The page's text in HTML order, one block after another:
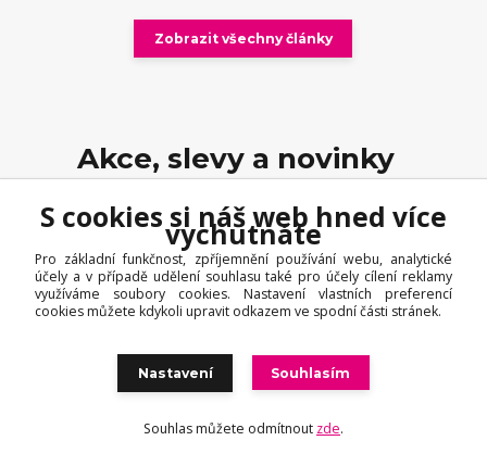
Zobrazit všechny články
Akce, slevy a novinky
Přihlaste se k odběru novinek a získejte informace o akčních
nabídkách a slevách jako první. Když vás budeme rušit, odběr můžete
kdykoliv zrušit.
zpracováním osobních údajůza účelem rozesílky
S cookies si náš web hned více
vychutnáte
Pro základní funkčnost, zpříjemnění používání webu, analytické
účely a v případě udělení souhlasu také pro účely cílení reklamy
využíváme soubory cookies. Nastavení vlastních preferencí
cookies můžete kdykoli upravit odkazem ve spodní části stránek.
Nastavení Souhlasím
Souhlas můžete odmítnout zde.